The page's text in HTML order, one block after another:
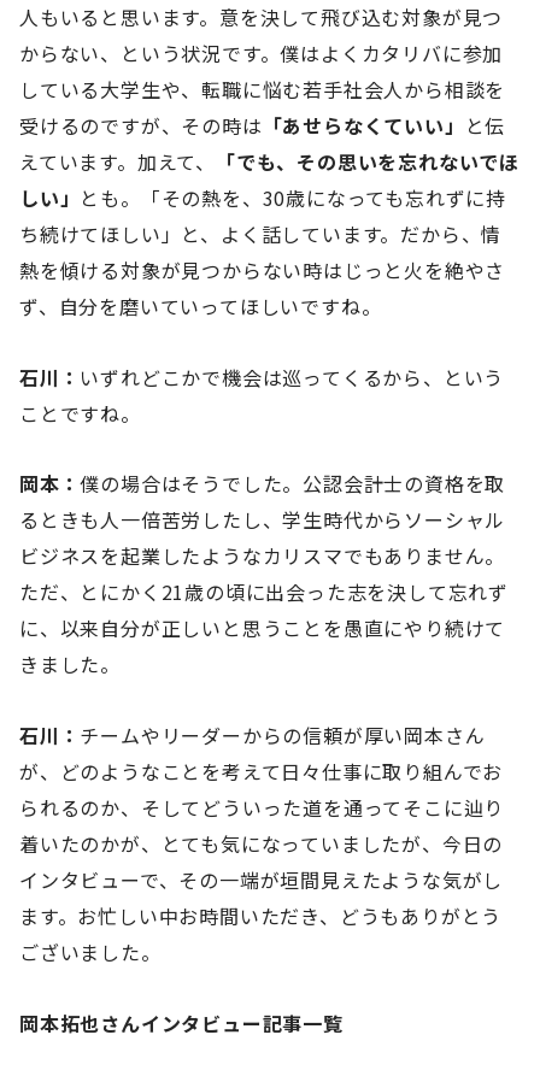
人もいると思います。意を決して飛び込む対象が見つ
からない、という状況です。僕はよくカタリバに参加
している大学生や、転職に悩む若手社会人から相談を
受けるのですが、その時は 「あせらなくていい」 と伝
えています。加えて、
「でも、その思いを忘れないでほ
しい」 とも。「その熱を、30歳になっても忘れずに持
ち続けてほしい」と、よく話しています。だから、情
熱を傾ける対象が見つからない時はじっと火を絶やさ
ず、自分を磨いていってほしいですね。
石川： いずれどこかで機会は巡ってくるから、という
ことですね。
岡本：僕の場合はそうでした。公認会計士の資格を取
るときも人一倍苦労したし、学生時代からソーシャル
ビジネスを起業したようなカリスマでもありません。
ただ、とにかく21歳の頃に出会った志を決して忘れず
に、以来自分が正しいと思うことを愚直にやり続けて
きました。
石川： チームやリーダーからの信頼が厚い岡本さん
が、どのようなことを考えて日々仕事に取り組んでお
られるのか、そしてどういった道を通ってそこに辿り
着いたのかが、とても気になっていましたが、今日の
インタビューで、その一端が垣間見えたような気がし
ます。お忙しい中お時間いただき、どうもありがとう
ございました。
岡本拓也さんインタビュー記事一覧